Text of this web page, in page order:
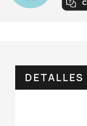
DETALLES